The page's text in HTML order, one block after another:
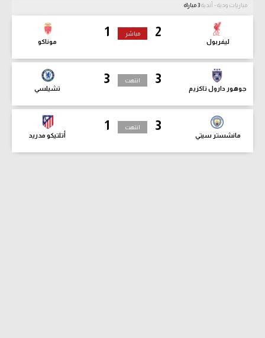
مباريات ودية - أندية
2
ليفربول
1
موناكو
مباشر
3
جوهور دارول تاكزيم
3
تشيلسي
انتهت
3
مانشستر سيتي
1
أتلتيكو مدريد
انتهت